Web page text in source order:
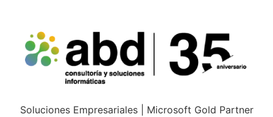
Soluciones Empresariales | Microsoft Gold Partner